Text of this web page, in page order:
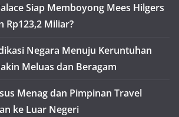
Siap Memboyong Mees Hilgers
Rp123,2 Miliar?
Negara Menuju Keruntuhan
Meluas dan Beragam
Menag dan Pimpinan Travel
ke Luar Negeri